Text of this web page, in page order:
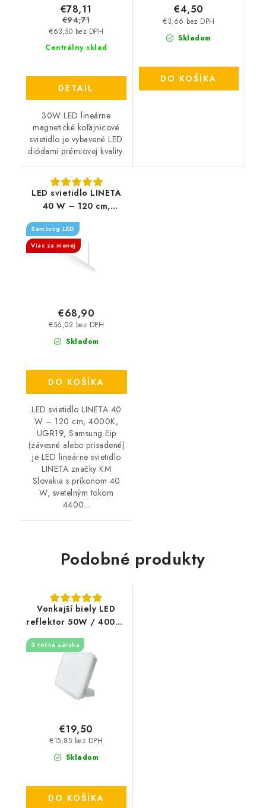
Centrálny sklad
€63,50 bez DPH
€78,11
€94,71
DETAIL
30W LED lineárne
magnetické koľajnicové
svietidlo je vybavené LED
diódami prémiovej kvality.
Skladom
€3,66 bez DPH
€4,50
DO KOŠÍKA
LED svietidlo LINETA
40 W – 120 cm,
Samsung čip (závesné
alebo prisadené)
Samsung LED
Viac za menej
Skladom
€56,02 bez DPH
€68,90
DO KOŠÍKA
LED svietidlo LINETA 40
W – 120 cm, 4000K,
UGR19, Samsung čip
(závesné alebo prisadené)
je LED lineárne svietidlo
LINETA značky KM
Slovakia s príkonom 40
W, svetelným tokom
4400...
Podobné produkty
Vonkajší biely LED
reflektor 50W / 4000K
- LF7124
3 ročná záruka
Skladom
€15,85 bez DPH
€19,50
DO KOŠÍKA